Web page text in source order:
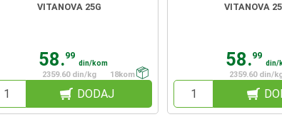
VITANOVA 25G
58.99
din/kom
2359.60 din/kg
18kom
DODAJ
VITANOVA
58.99
din/
2359.60 din/